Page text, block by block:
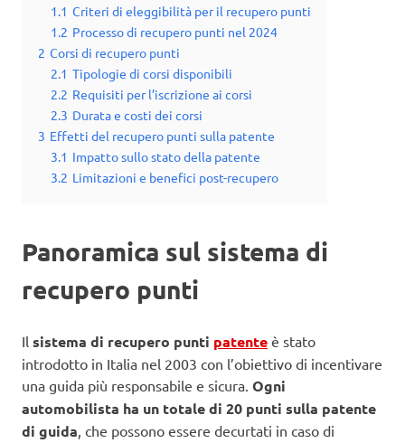
1.1 Criteri di eleggibilità per il recupero punti
1.2 Processo di recupero punti nel 2024
2 Corsi di recupero punti
2.1 Tipologie di corsi disponibili
2.2 Requisiti per l’iscrizione ai corsi
2.3 Durata e costi dei corsi
3 Effetti del recupero punti sulla patente
3.1 Impatto sullo stato della patente
3.2 Limitazioni e benefici post-recupero
Panoramica sul sistema di
recupero punti
Il sistema di recupero punti patente è stato
introdotto in Italia nel 2003 con l’obiettivo di incentivare
una guida più responsabile e sicura. Ogni
automobilista ha un totale di 20 punti sulla patente
di guida, che possono essere decurtati in caso di